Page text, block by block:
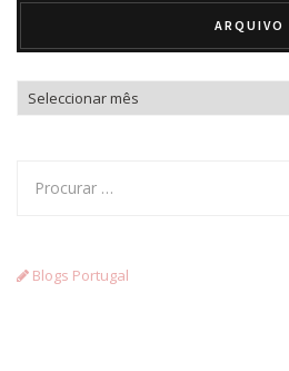
ARQUIVO
Arquivo
Blogs Portugal